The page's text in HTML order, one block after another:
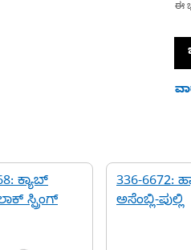
ಈ
ಕ್ಯಾಬ್
ಸ್ಪ್ರಿಂಗ್
336-6672:
ಅಸೆಂಬ್ಲಿ-ಪುಲ್ಲಿ